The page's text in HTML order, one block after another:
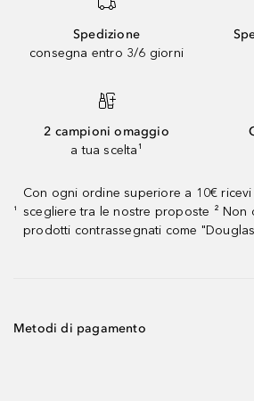
Spedizione
consegna entro 3/6 giorni
2 campioni omaggio
a tua scelta¹
¹
Con ogni ordine superiore a 10€
scegliere tra le nostre proposte ² Non
prodotti contrassegnati come
Metodi di pagamento